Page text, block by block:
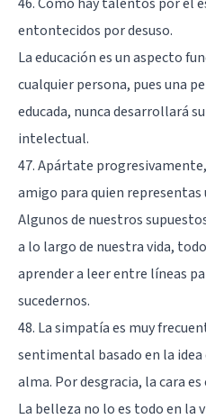
entontecidos por desuso.
La educación es un aspecto
cualquier persona, pues una
educada, nunca desarrollará
intelectual.
47. Apártate
amigo para quien representas
Algunos de nuestros
a lo largo de nuestra vida,
aprender a leer entre líneas
sucedernos.
48. La simpatía es muy
sentimental basado en la idea
alma. Por desgracia, la cara
La belleza no lo es todo en la